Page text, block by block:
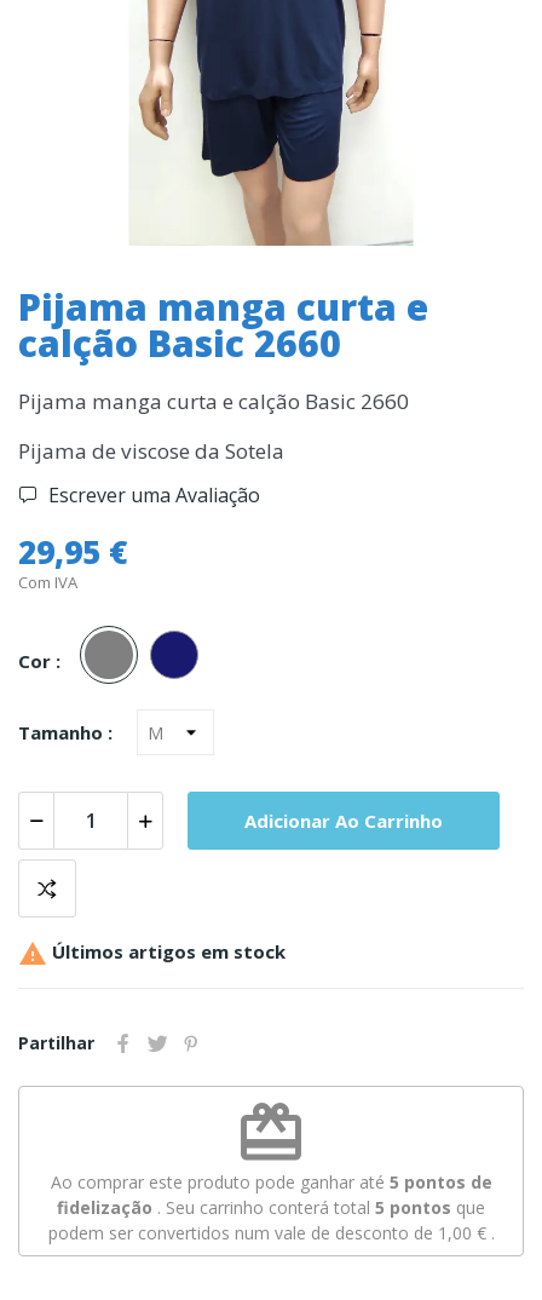
Pijama manga curta e
calção Basic 2660
Pijama manga curta e calção Basic 2660
Pijama de viscose da Sotela
Escrever uma Avaliação
29,95 €
Com IVA
Cor :
Cinza
Tamanho :
Adicionar Ao Carrinho
 Últimos artigos em stock
Partilhar
redeem
Ao comprar este produto pode ganhar até 5 pontos de
fidelização . Seu carrinho conterá total 5 pontos que
podem ser convertidos num vale de desconto de 1,00 €.